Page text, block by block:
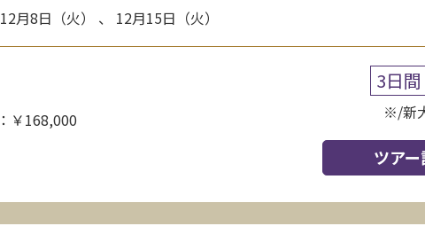
月8日（火） 、 12月15日（火）
￥168,000
3日間
※/新
ツア